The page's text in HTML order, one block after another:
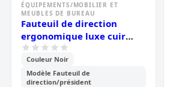
ÉQUIPEMENTS/MOBILIER ET
MEUBLES DE BUREAU
Fauteuil de direction
ergonomique luxe cuir
noir avec repose-pieds
rétractable
Couleur Noir
Modèle Fauteuil de
direction/président